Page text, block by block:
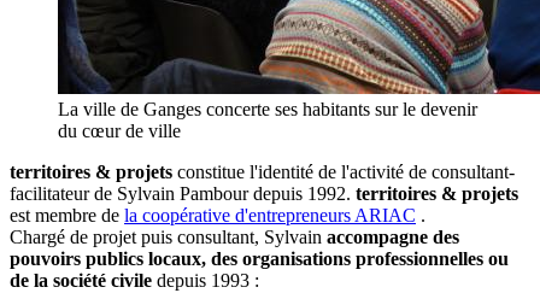
La ville de Ganges concerte ses habitants sur le devenir
du cœur de ville
territoires & projets constitue l'identité de l'activité de consultant-
facilitateur de Sylvain Pambour depuis 1992. territoires & projets
est membre de la coopérative d'entrepreneurs ARIAC .
Chargé de projet puis consultant, Sylvain accompagne des
pouvoirs publics locaux, des organisations professionnelles ou
de la société civile depuis 1993 :